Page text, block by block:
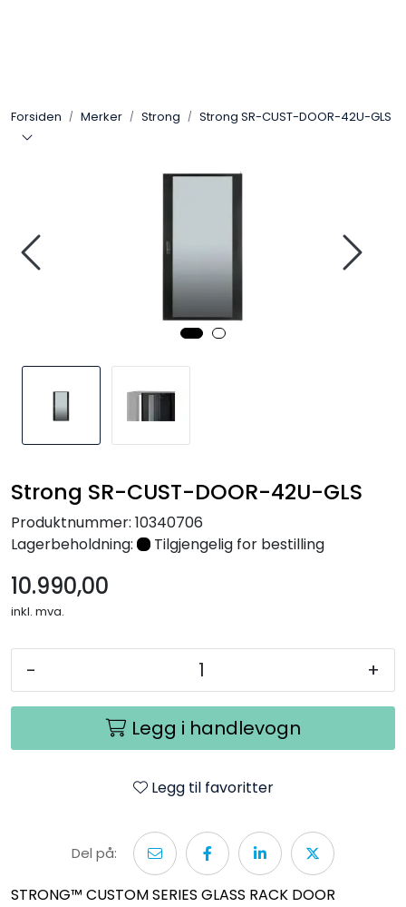
Forsiden Merker Strong Strong SR-CUST-DOOR-42U-GLS
Strong SR-CUST-DOOR-42U-GLS
Produktnummer: 10340706
Lagerbeholdning:
Tilgjengelig for bestilling
10.990,00
inkl. mva.
- +
Legg i handlevogn
Legg til favoritter
Del på:
STRONG™ CUSTOM SERIES GLASS RACK DOOR
SONOS
Stereo
Kabler
Nettverk
Merker